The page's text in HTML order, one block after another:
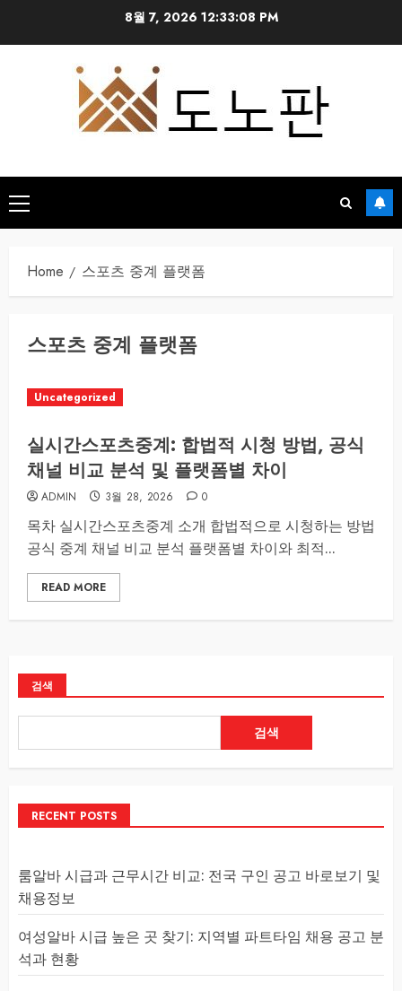
8월 7, 2026 12:33:09 PM
Primary
Menu
Home 스포츠 중계 플랫폼
스포츠 중계 플랫폼
Uncategorized
실시간스포츠중계: 합법적 시청 방법, 공식
채널 비교 분석 및 플랫폼별 차이
ADMIN 3월 28, 2026 0
목차 실시간스포츠중계 소개 합법적으로 시청하는 방법
공식 중계 채널 비교 분석 플랫폼별 차이와 최적...
READ MORE
검색
검색
RECENT POSTS
룸알바 시급과 근무시간 비교: 전국 구인 공고 바로보기 및
채용정보
여성알바 시급 높은 곳 찾기: 지역별 파트타임 채용 공고 분
석과 현황